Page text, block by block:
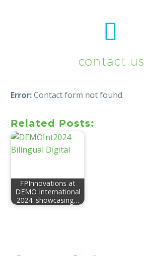


contact us
Error:Contact form not found.
Related Posts:
FPInnovations at
DEMO International
2024: showcasing…